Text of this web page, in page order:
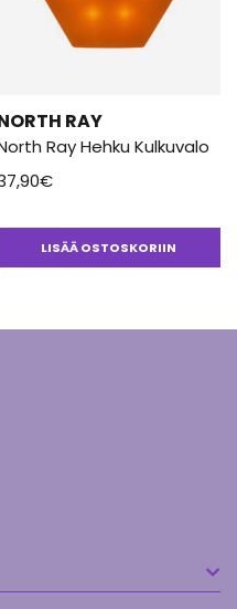
RAY
Ray Hehku Kulkuvalo
€
LISÄÄ OSTOSKORIIN